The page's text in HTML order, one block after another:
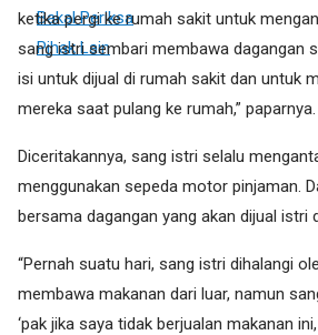
ketika pergi ke rumah sakit untuk
sang istri sembari membawa dagangan
isi untuk dijual di rumah sakit dan untuk
mereka saat pulang ke rumah,” paparnya.
Diceritakannya, sang istri selalu
menggunakan sepeda motor pinjaman.
bersama dagangan yang akan dijual istri
“Pernah suatu hari, sang istri dihalangi
membawa makanan dari luar, namun
‘pak jika saya tidak berjualan makanan